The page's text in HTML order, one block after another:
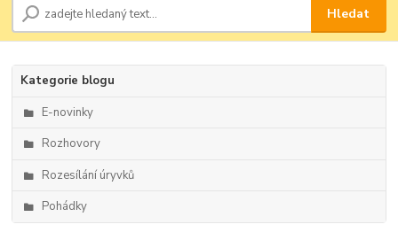
Hledat
Kategorie blogu
E-novinky
Rozhovory
Rozesílání úryvků
Pohádky